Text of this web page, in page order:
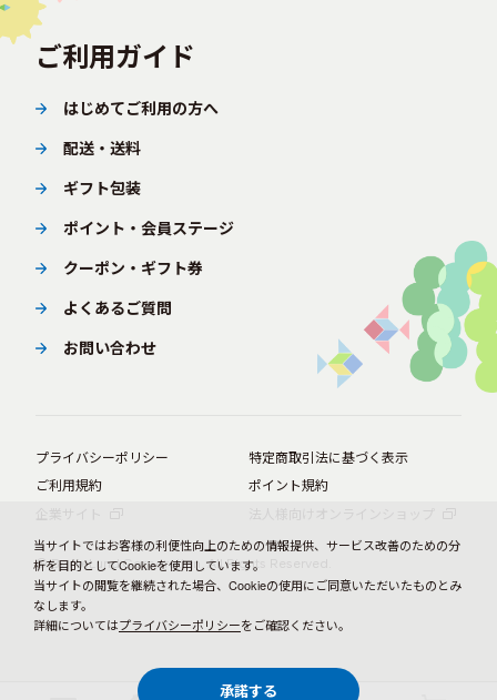
ご利用ガイド
はじめてご利用の方へ
配送・送料
ギフト包装
ポイント・会員ステージ
クーポン・ギフト券
よくあるご質問
お問い合わせ
プライバシーポリシー
特定商取引法に基づく表示
ご利用規約
ポイント規約
© BørneLund Corporation. All Rights Reserved.
当サイトではお客様の利便性向上のための情報提供、サービス改善のための分
析を目的としてCookieを使用しています。
当サイトの閲覧を継続された場合、Cookieの使用にご同意いただいたものとみ
なします。
詳細についてはプライバシーポリシーをご確認ください。
承諾する